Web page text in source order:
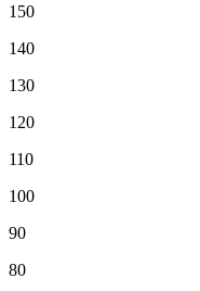
150
140
130
120
110
100
90
80